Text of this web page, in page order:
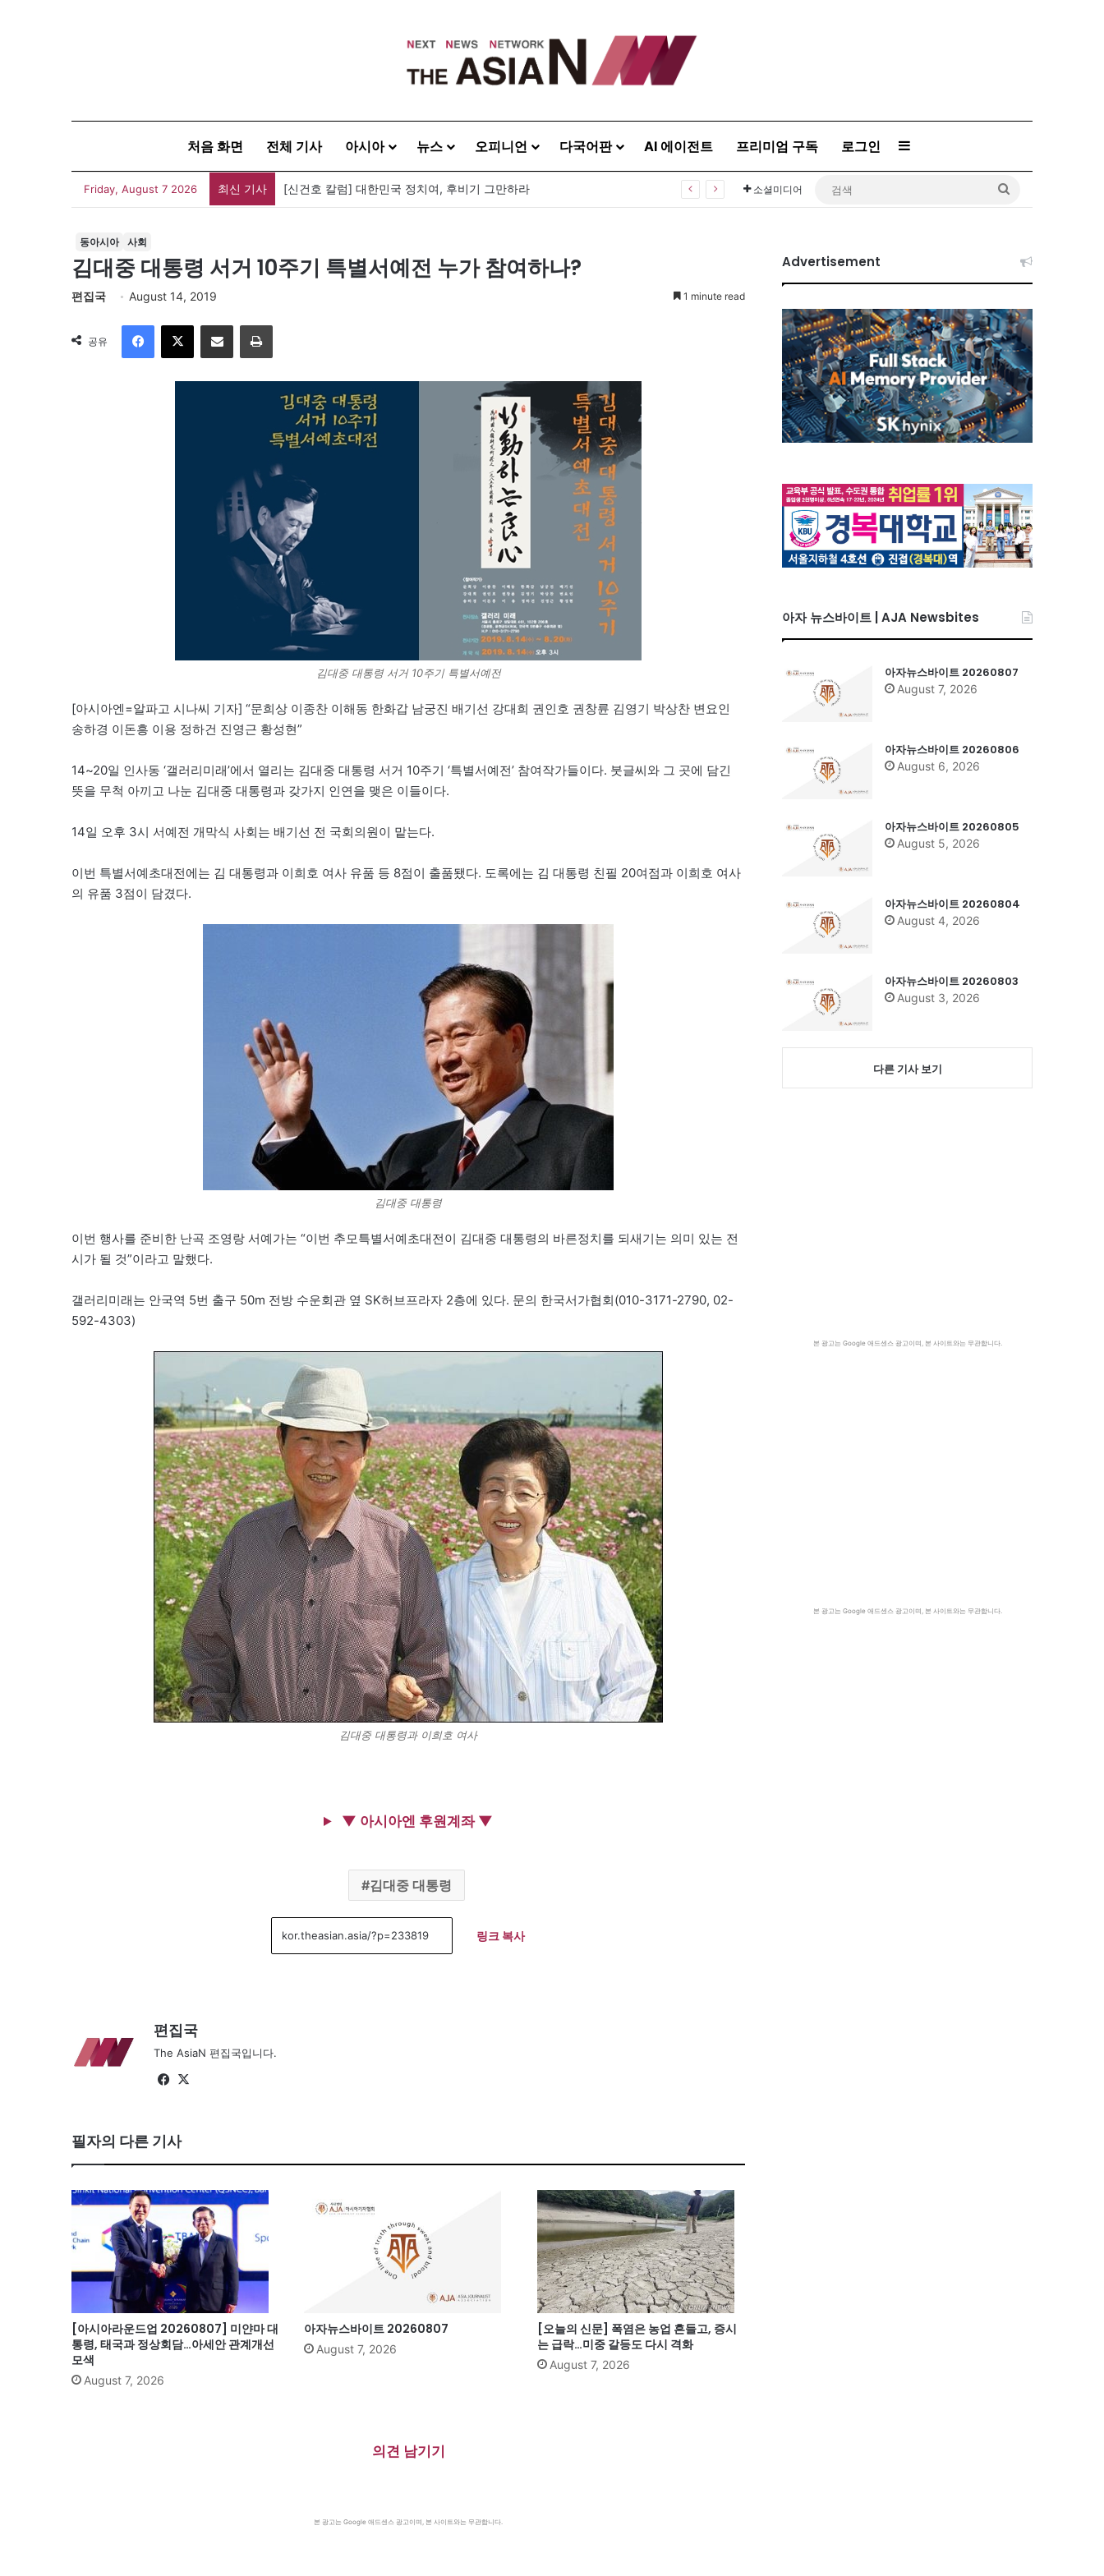
처음 화면 전체 기사 아시아 뉴스 오피니언 다국어판 AI 에이전트 프리미엄 구독 로그인 Sidebar
Friday, August 7 2026 최신 기사 [신건호 칼럼] 대한민국 정치여, 후비기 그만하라 소셜미디어
동아시아 사회
김대중 대통령 서거 10주기 특별서예전 누가 참여하나?
편집국 August 14, 2019 1 minute read
공유
이메일
김대중 대통령 서거 10주기 특별서예전
[아시아엔=알파고 시나씨 기자] “문희상 이종찬 이해동 한화갑 남궁진 배기선 강대희 권인호 권창륜 김영기 박상찬 변요인
송하경 이돈흥 이용 정하건 진영근 황성현”
14~20일 인사동 ‘갤러리미래’에서 열리는 김대중 대통령 서거 10주기 ‘특별서예전’ 참여작가들이다. 붓글씨와 그 곳에 담긴
뜻을 무척 아끼고 나눈 김대중 대통령과 갖가지 인연을 맺은 이들이다.
14일 오후 3시 서예전 개막식 사회는 배기선 전 국회의원이 맡는다.
이번 특별서예초대전에는 김 대통령과 이희호 여사 유품 등 8점이 출품됐다. 도록에는 김 대통령 친필 20여점과 이희호 여사
의 유품 3점이 담겼다.
김대중 대통령
이번 행사를 준비한 난곡 조영랑 서예가는 “이번 추모특별서예초대전이 김대중 대통령의 바른정치를 되새기는 의미 있는 전
시가 될 것”이라고 말했다.
갤러리미래는 안국역 5번 출구 50m 전방 수운회관 옆 SK허브프라자 2층에 있다. 문의 한국서가협회(010-3171-2790, 02-
592-4303)
김대중 대통령과 이희호 여사
▼ 아시아엔 후원계좌 ▼
김대중 대통령
링크 복사
편집국
The AsiaN 편집국입니다.
Fa
ok
필자의 다른 기사
[아시아라운드업 20260807] 미얀마 대
통령, 태국과 정상회담…아세안 관계개선
모색
August 7, 2026
아자뉴스바이트 20260807
August 7, 2026
[오늘의 신문] 폭염은 농업 흔들고, 증시
는 급락…미중 갈등도 다시 격화
August 7, 2026
의견 남기기
본 광고는 Google 애드센스 광고이며, 본 사이트와는 무관합니다.
Advertisement
아자 뉴스바이트 | AJA Newsbites
아자뉴스바이트 20260807
August 7, 2026
아자뉴스바이트 20260806
August 6, 2026
아자뉴스바이트 20260805
August 5, 2026
아자뉴스바이트 20260804
August 4, 2026
아자뉴스바이트 20260803
August 3, 2026
다른 기사 보기
본 광고는 Google 애드센스 광고이며, 본 사이트와는 무관합니다.
본 광고는 Google 애드센스 광고이며, 본 사이트와는 무관합니다.